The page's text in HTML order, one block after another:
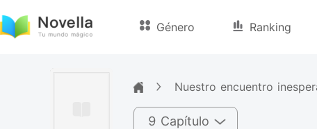
Género Ranking
Nuestro encuentro
9 Capítulo